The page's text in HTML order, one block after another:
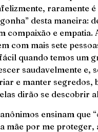
raramente
desta maneira:
compaixão e empatia.
com mais sete
quando temos um
saudavelmente e,
e manter segredos,
dirão se descobrir
ensinam que
mãe por me